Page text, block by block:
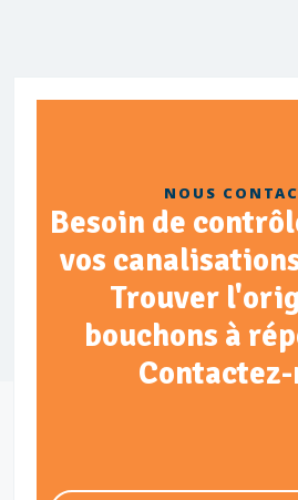
NOUS
Besoin de
vos
Trouver
bouchons à